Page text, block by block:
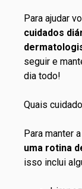
Para ajudar
cuidados
seguir e
dia todo!
Quais
Para manter
uma rotina
isso inclui